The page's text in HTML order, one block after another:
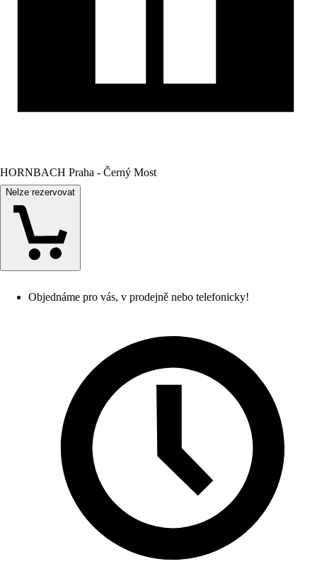
HORNBACH Praha - Černý Most
Nelze rezervovat
Objednáme pro vás, v prodejně nebo telefonicky!